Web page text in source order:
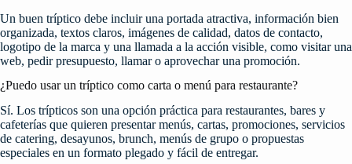
Un buen tríptico debe incluir una portada atractiva, información bien
organizada, textos claros, imágenes de calidad, datos de contacto,
logotipo de la marca y una llamada a la acción visible, como visitar una
web, pedir presupuesto, llamar o aprovechar una promoción.
¿Puedo usar un tríptico como carta o menú para restaurante?
Sí. Los trípticos son una opción práctica para restaurantes, bares y
cafeterías que quieren presentar menús, cartas, promociones, servicios
de catering, desayunos, brunch, menús de grupo o propuestas
especiales en un formato plegado y fácil de entregar.